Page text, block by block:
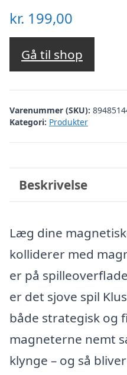
kr. 199,00
Gå til shop
Varenummer (SKU):
Kategori: Produkter
Beskrivelse
Læg dine
kolliderer med
er på
er det sjove spil
både strategisk og
magneterne nemt
klynge – og så